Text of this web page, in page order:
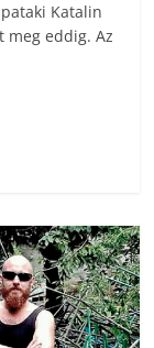
Katalin
meg eddig. Az